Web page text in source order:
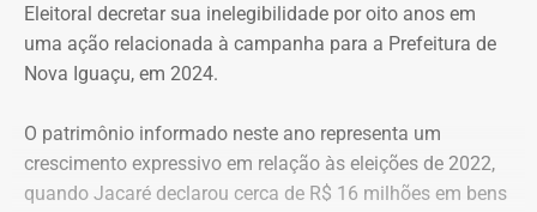
(CMPRJ) emitiu nota de apoio e solidariedade e lembrou
que as famílias lutam há anos pelo direito à moradia com
organização e resistência.
“Sabemos que a moradia é a base de tudo. Quando um
movimento ocupa um imóvel abandonado ou
subutilizado, mais do que dar um teto, o que já é
Eleitoral decretar sua inelegibilidade por oito anos em
uma ação relacionada à campanha para a Prefeitura de
Nova Iguaçu, em 2024.
O patrimônio informado neste ano representa um
crescimento expressivo em relação às eleições de 2022,
quando Jacaré declarou cerca de R$ 16 milhões em bens